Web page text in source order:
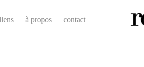
liens à propos contact